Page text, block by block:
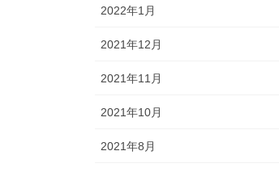
2022年1月
2021年12月
2021年11月
2021年10月
2021年8月